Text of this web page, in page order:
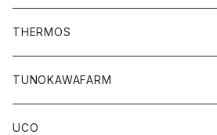
THERMOS
TUNOKAWAFARM
UCO